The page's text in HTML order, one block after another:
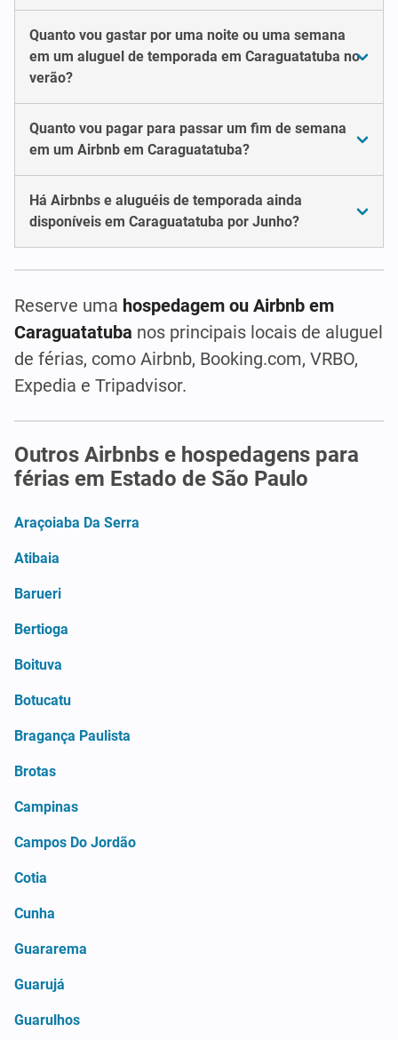
Quanto vou gastar por uma noite ou uma semana
em um aluguel de temporada em Caraguatatuba no
verão?
Quanto vou pagar para passar um fim de semana
em um Airbnb em Caraguatatuba?
Há Airbnbs e aluguéis de temporada ainda
disponíveis em Caraguatatuba por Junho?
Reserve uma hospedagem ou Airbnb em
Caraguatatuba nos principais locais de aluguel
de férias, como Airbnb, Booking.com, VRBO,
Expedia e Tripadvisor.
Outros Airbnbs e hospedagens para
férias em Estado de São Paulo
Araçoiaba Da Serra
Atibaia
Barueri
Bertioga
Boituva
Botucatu
Bragança Paulista
Brotas
Campinas
Campos Do Jordão
Cotia
Cunha
Guararema
Guarujá
Guarulhos